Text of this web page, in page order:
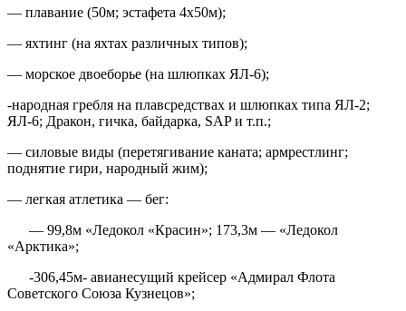
— плавание (50м; эстафета 4х50м);
— яхтинг (на яхтах различных типов);
— морское двоеборье (на шлюпках ЯЛ-6);
-народная гребля на плавсредствах и шлюпках типа ЯЛ-2;
ЯЛ-6; Дракон, гичка, байдарка, SAP и т.п.;
— силовые виды (перетягивание каната; армрестлинг;
поднятие гири, народный жим);
— легкая атлетика — бег:
— 99,8м «Ледокол «Красин»; 173,3м — «Ледокол
«Арктика»;
-306,45м- авианесущий крейсер «Адмирал Флота
Советского Союза Кузнецов»;